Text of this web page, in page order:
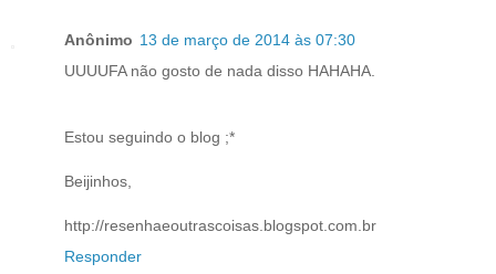
Anônimo 13 de março de 2014 às 07:30
UUUUFA não gosto de nada disso HAHAHA.
Estou seguindo o blog ;*
Beijinhos,
http://resenhaeoutrascoisas.blogspot.com.br
Responder